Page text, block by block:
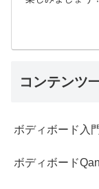
コンテンツ
ボディボード入
ボディボード